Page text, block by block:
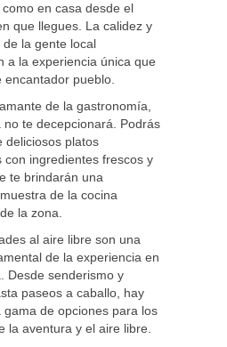
en casa desde el
que llegues. La calidez y
la gente local
a la experiencia única que
encantador pueblo.
de la gastronomía,
no te decepcionará. Podrás
deliciosos platos
con ingredientes frescos y
te brindarán una
de la cocina
la zona.
al aire libre son una
de la experiencia en
Desde senderismo y
paseos a caballo, hay
gama de opciones para los
la aventura y el aire libre.